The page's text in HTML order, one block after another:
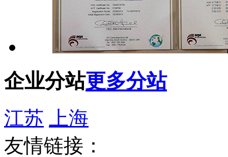
企业分站更多分站
江苏
上海
友情链接：